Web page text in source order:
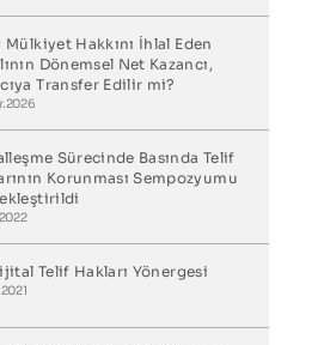
Mülkiyet Hakkını İhlal Eden
Dönemsel Net Kazancı,
Transfer Edilir mi?
Sürecinde Basında Telif
Korunması Sempozyumu
Telif Hakları Yönergesi